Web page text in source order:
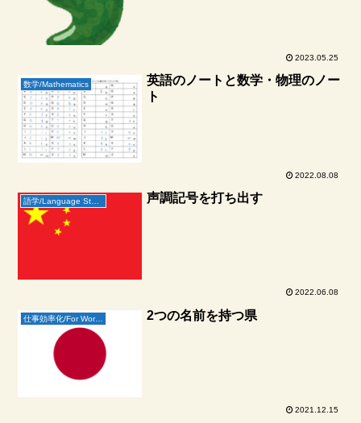
2023.05.25
数学/Mathematics
英語のノートと数学・物理のノー
ト
2022.08.08
語学/Language Study 声調記号を打ち出す
2022.06.08
仕事効率化/For Working 2つの名前を持つ県
2021.12.15